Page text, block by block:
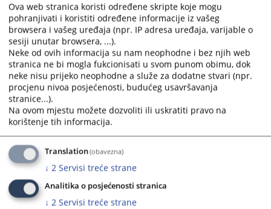
select
a
date.
Press
the
question
mark
key
to
the
keyboard
shortcuts
for
changing
select
a
date.
Press
the
question
mark
key
to
keyboard
shortcuts
for
changing
Ova web stranica koristi određene skripte koje mogu
pohranjivati i koristiti određene informacije iz vašeg
browsera i vašeg uređaja (npr. IP adresa uređaja, varijable o
sesiji unutar browsera, ...).
Neke od ovih informacija su nam neophodne i bez njih web
stranica ne bi mogla fukcionisati u svom punom obimu, dok
neke nisu prijeko neophodne a služe za dodatne stvari (npr.
procjenu nivoa posjećenosti, budućeg usavršavanja
stranice...).
Na ovom mjestu možete dozvoliti ili uskratiti pravo na
korištenje tih informacija.
Translation(obavezna)
↓ 2 Servisi treće strane
Analitika o posjećenosti stranica
↓ 2 Servisi treće strane